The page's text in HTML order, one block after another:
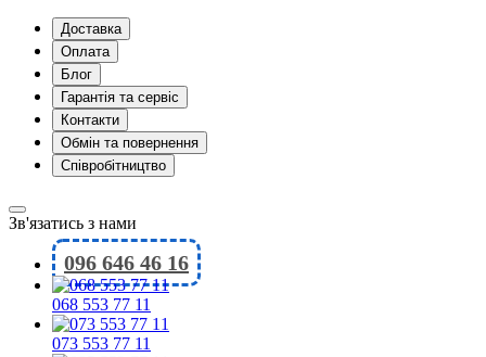
Доставка
Оплата
Блог
Гарантія та сервіс
Контакти
Обмін та повернення
Співробітництво
Зв'язатись з нами
096 646 46 16
068 553 77 11
073 553 77 11